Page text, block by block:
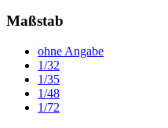
Maßstab
ohne Angabe
1/32
1/35
1/48
1/72